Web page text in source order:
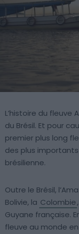
L’histoire du
du Brésil. Et pour
premier plus long
des plus
brésilienne.
Outre le Brésil,
Bolivie, la Colombie
Guyane française.
fleuve au monde